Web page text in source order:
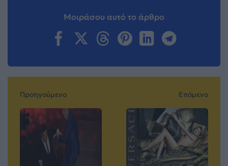
Μοιράσου αυτό το άρθρο
Προηγούμενο Επόμενο